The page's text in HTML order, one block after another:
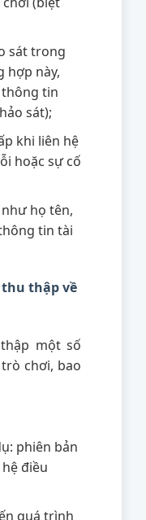
sát trong
hợp này,
thông tin
sát);
khi liên hệ
hoặc sự cố
họ tên,
tin tài
thập về
một số
chơi, bao
phiên bản
điều
quá trình